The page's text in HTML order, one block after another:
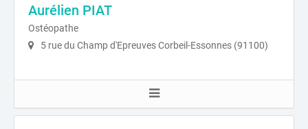
Aurélien PIAT
Ostéopathe
5 rue du Champ d'Epreuves Corbeil-Essonnes (91100)